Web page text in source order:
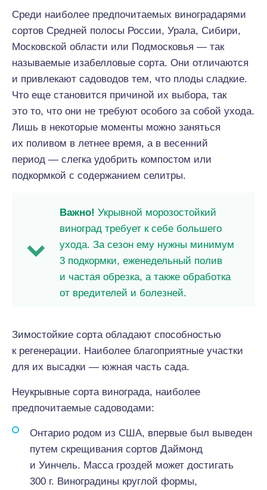
Среди наиболее предпочитаемых виноградарями
сортов Средней полосы России, Урала, Сибири,
Московской области или Подмосковья — так
называемые изабелловые сорта. Они отличаются
и привлекают садоводов тем, что плоды сладкие.
Что еще становится причиной их выбора, так
это то, что они не требуют особого за собой ухода.
Лишь в некоторые моменты можно заняться
их поливом в летнее время, а в весенний
период — слегка удобрить компостом или
подкормкой с содержанием селитры.
Важно! Укрывной морозостойкий
виноград требует к себе большего
ухода. За сезон ему нужны минимум
3 подкормки, еженедельный полив
и частая обрезка, а также обработка
от вредителей и болезней.
Зимостойкие сорта обладают способностью
к регенерации. Наиболее благоприятные участки
для их высадки — южная часть сада.
Неукрывные сорта винограда, наиболее
предпочитаемые садоводами:
Онтарио родом из США, впервые был выведен
путем скрещивания сортов Даймонд
и Уинчель. Масса гроздей может достигать
300 г. Виноградины круглой формы,